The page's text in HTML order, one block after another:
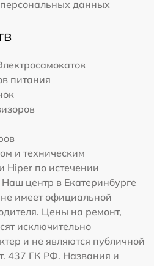
данных
питания
и техническим
Hiper по истечении
центр в Екатеринбурге
имеет официальной
Цены на ремонт,
исключительно
и не являются публичной
437 ГК РФ. Названия и